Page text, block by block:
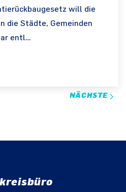
will die
die Städte, Gemeinden
entl…
NÄCHSTE